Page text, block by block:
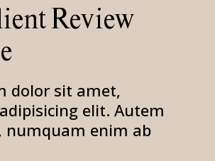
Review
dolor sit amet,
elit. Autem
numquam enim ab